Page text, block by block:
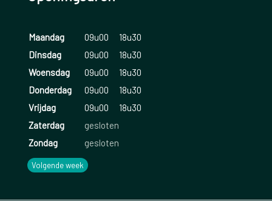
Maandag 09u00
18u30
Dinsdag
09u00
18u30
Woensdag
09u00
18u30
Donderdag
09u00
18u30
Vrijdag
09u00
18u30
Zaterdag
gesloten
Zondag
gesloten
Volgende week